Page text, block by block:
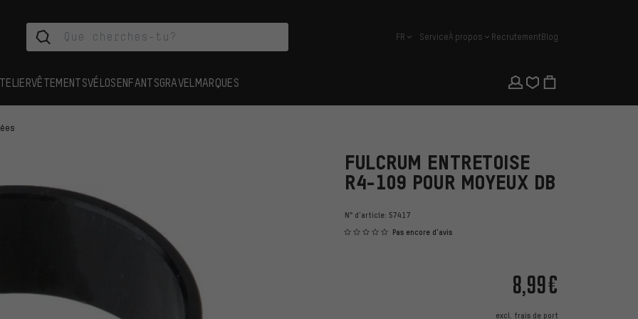
français
FR ServiceÀ propos RecrutementBlog
VÊTEMENTSVÉLOSENFANTSGRAVEL MARQUES
FULCRUM ENTRETOISE
R4-109 POUR MOYEUX DB
N° d'article: 57417
Pas encore d'avis
8,99€
excl. frais de port